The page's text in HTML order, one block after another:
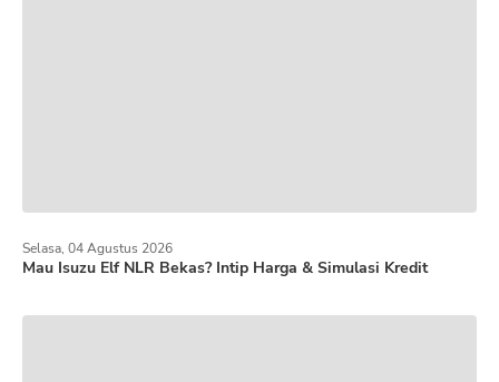
Mau Isuzu Elf NLR Bekas? Intip Harga & Simulasi Kredit
Selasa, 04 Agustus 2026